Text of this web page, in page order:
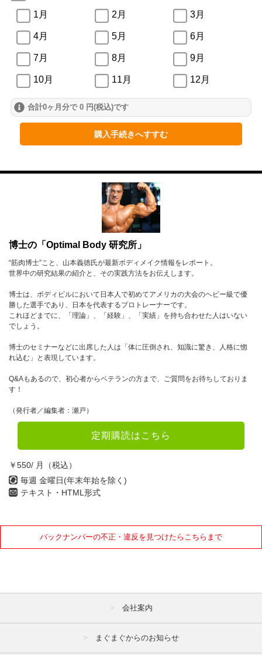
博士の「Optimal Body 研究所」
“筋肉博士”こと、山本義徳氏が最新ボディメイク情報をレポート。
世界中の研究結果の紹介と、その実践方法をお伝えします。
博士は、ボディビルにおいて日本人で初めてアメリカの大会のヘビー級で優
勝した選手であり、日本を代表するプロトレーナーです。
これほどまでに、「理論」、「経験」、「実績」を持ち合わせた人はいない
でしょう。
博士のセミナーなどに出席した人は「体に圧倒され、知識に驚き、人格に惚
れ込む」と表現しています。
Q&Aもあるので、初心者からベテランの方まで、ご質問をお待ちしておりま
す！
（発行者／編集者：瀬戸）
定期購読はこちら
￥550/ 月（税込）
毎週 金曜日(年末年始を除く)
テキスト・HTML形式
バックナンバーの不正・違反を見つけたらこちらまで
1月 2月 3月
4月 5月 6月
7月 8月 9月
10月 11月 12月
2024年
2月
7月 8月 9月
11月
1月 2月
4月 5月 6月
7月 8月 9月
10月 11月 12月
2022年
7月
11月
2021年
1月 2月
7月 8月 9月
10月 11月 12月
2月
4月 5月 6月
合計0ヶ月分で 0 円(税込)です
購入手続きへすすむ
会社案内
まぐまぐからのお知らせ